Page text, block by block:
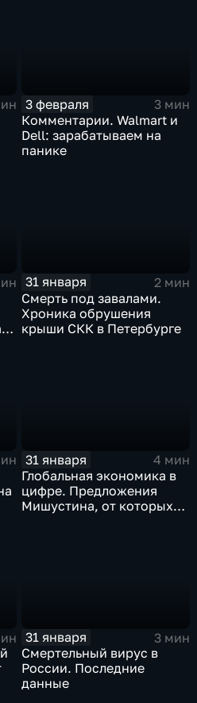
3 февраля
3 мин
Комментарии. Walmart и
Dell: зарабатываем на
панике
31 января
2 мин
Смерть под завалами.
Хроника обрушения
крыши СКК в Петербурге
31 января
4 мин
Глобальная экономика в
цифре. Предложения
Мишустина, от которых
31 января
3 мин
Смертельный вирус в
России. Последние
данные